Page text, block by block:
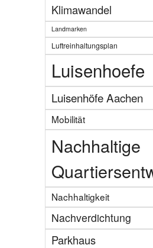
Klimawandel
Landmarken
Luftreinhaltungsplan
Luisenhoefe
Luisenhöfe Aachen
Mobilität
Nachhaltige
Nachhaltigkeit
Nachverdichtung
Parkhaus